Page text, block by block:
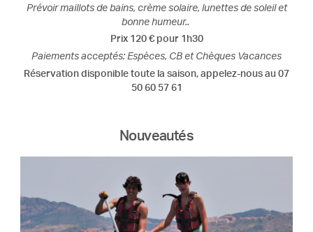
Prévoir maillots de bains, crème solaire, lunettes de soleil et
bonne humeur..
Prix 120 € pour 1h30
Paiements acceptés: Espèces, CB et Chèques Vacances
Réservation disponible toute la saison, appelez-nous au 07
50 60 57 61
Nouveautés